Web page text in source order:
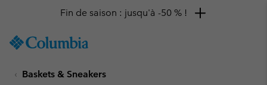
TO
SKIP
Fin de saison : jusqu'à -50 % !
Baskets & Sneakers